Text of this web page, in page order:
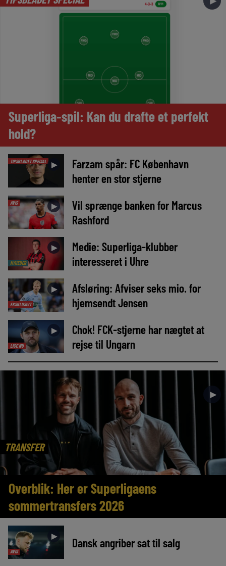
Superliga-spil: Kan du drafte et perfekt
hold?
TIPSBLADET SPECIAL ►
Farzam spår: FC København
henter en stor stjerne
AVIS ►
Vil sprænge banken for Marcus
Rashford
NYHEDER
►
Medie: Superliga-klubber
interesseret i Uhre
EKSKLUSIVT
►
Afsløring: Afviser seks mio. for
hjemsendt Jensen
LIGE NU
►
Chok! FCK-stjerne har nægtet at
rejse til Ungarn
TRANSFER
►
Overblik: Her er Superligaens
sommertransfers 2026
AVIS
► Dansk angriber sat til salg